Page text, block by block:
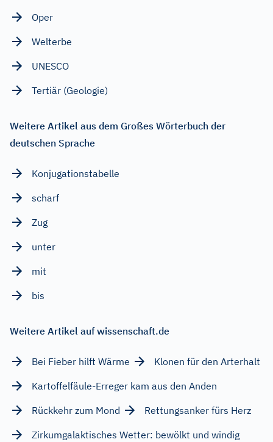
Oper
Welterbe
UNESCO
Tertiär (Geologie)
Weitere Artikel aus dem Großes Wörterbuch der
deutschen Sprache
Konjugationstabelle
scharf
Zug
unter
mit
bis
Weitere Artikel auf wissenschaft.de
Bei Fieber hilft Wärme
Klonen für den Arterhalt
Kartoffelfäule-Erreger kam aus den Anden
Rückkehr zum Mond
Rettungsanker fürs Herz
Zirkumgalaktisches Wetter: bewölkt und windig